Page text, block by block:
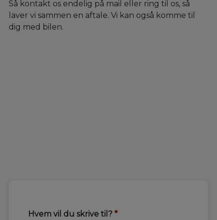
Så kontakt os endelig på mail eller ring til os, så
laver vi sammen en aftale. Vi kan også komme til
dig med bilen.
Hvem vil du skrive til? *